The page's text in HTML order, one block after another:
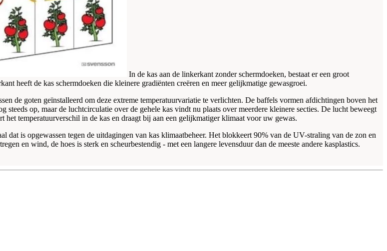
In de kas aan de linkerkant zonder schermdoeken, bestaat er een groot
heeft de kas schermdoeken die kleinere gradiënten creëren en meer gelijkmatige gewasgroei.
de goten geïnstalleerd om deze extreme temperatuurvariatie te verlichten. De baffels vormen afdichtingen boven het
op, maar de luchtcirculatie over de gehele kas vindt nu plaats over meerdere kleinere secties. De lucht beweegt
temperatuurverschil in de kas en draagt bij aan een gelijkmatiger klimaat voor uw gewas.
dat is opgewassen tegen de uitdagingen van kas klimaatbeheer. Het blokkeert 90% van de UV-straling van de zon en
en wind, de hoes is sterk en scheurbestendig - met een langere levensduur dan de meeste andere kasplastics.